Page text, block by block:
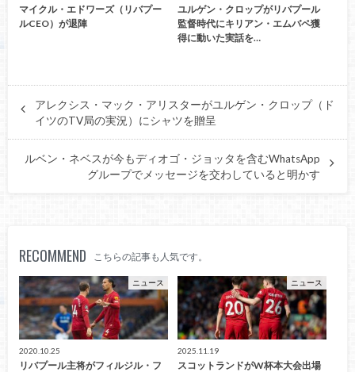
マイクル・エドワーズ（リバプー
ルCEO）が退陣
ユルゲン・クロップがリバプール
監督時代にキリアン・エムバペ獲
得に動いた実話を…
アレクシス・マック・アリスターがユルゲン・クロップ（ド
イツのTV局の実況）にシャツを贈呈
ルベン・ネベスが今もディオゴ・ジョッタを含むWhatsApp
グループでメッセージを交わしていると明かす
RECOMMEND こちらの記事も人気です。
ニュース
2020.10.25
リバプール主将がフィルジル・フ
ニュース
2025.11.19
スコットランドがW杯本大会出場